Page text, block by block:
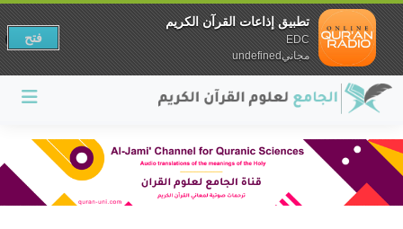
تطبيق إذاعات القرآن الكريم
EDC
مجانيundefined
فتح